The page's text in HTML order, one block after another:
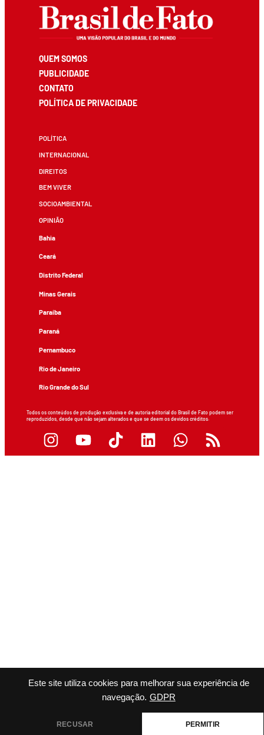
Este site utiliza cookies para melhorar sua experiência de
navegação. GDPR
RECUSAR PERMITIR
QUEM SOMOS
PUBLICIDADE
CONTATO
POLÍTICA DE PRIVACIDADE
POLÍTICA
INTERNACIONAL
DIREITOS
BEM VIVER
SOCIOAMBIENTAL
OPINIÃO
Bahia
Ceará
Distrito Federal
Minas Gerais
Paraíba
Paraná
Pernambuco
Rio de Janeiro
Rio Grande do Sul
Todos os conteúdos de produção exclusiva e de autoria editorial do Brasil de Fato podem ser
reproduzidos, desde que não sejam alterados e que se deem os devidos créditos.